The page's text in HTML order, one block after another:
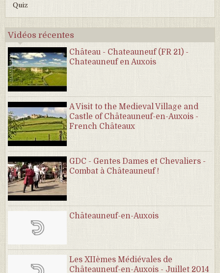
Quiz
Vidéos récentes
Château - Chateauneuf (FR 21) -
Chateauneuf en Auxois
A Visit to the Medieval Village and
Castle of Châteauneuf-en-Auxois -
French Châteaux
GDC - Gentes Dames et Chevaliers -
Combat à Châteauneuf !
Châteauneuf-en-Auxois
Les XIIèmes Médiévales de
Châteauneuf-en-Auxois - Juillet 2014